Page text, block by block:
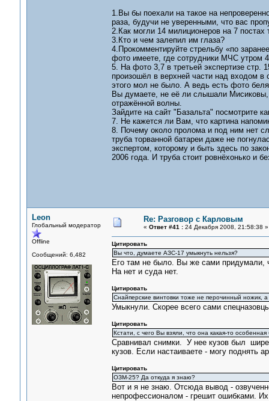
1.Вы бы поехали на такое на
раза, будучи не уверенными, что вас
2.Как могли 14 милиционеров на 7
3.Кто и чем залепил им глаза?
4.Прокомментируйте стрельбу «по
фото имеете, где сотрудники МЧС утром
5. На фото 3,7 в третьей экспертизе стр.
произошёл в верхней части над входом
этого мол не было. А ведь есть фото
Вы думаете, не её ли слышали Мисиковы,
отражённой волны.
Зайдите на сайт "Базальта" посмотрите
7. Не кажется ли Вам, что картина
8. Почему около пролома и под ним нет
труба торванной батареи даже не
экспертом, которому и быть здесь по
2006 года. И труба стоит ровнёхонько и
Leon
Глобальный модератор
Offline
Сообщений: 6,482
Re: Разговор с Карловым
« Ответ #41 :24 Декабря 2008, 21:58:38 »
Цитировать
Вы что, думаете АЗС-17 умыкнуть нельзя?
Его там не было. Вы же сами придумали,
На нет и суда нет.
Цитировать
Снайперские винтовки тоже не перочинный ножик,
Умыкнули. Скорее всего сами
Цитировать
Кстати, с чего Вы взяли, что она какая-то
Сравнивал снимки. У нее кузов был
кузов. Если настаиваете - могу поднять
Цитировать
ОЗМ-25? Да откуда я знаю?
Вот и я не знаю. Отсюда вывод -
непрофессионалом - грешит ошибками.